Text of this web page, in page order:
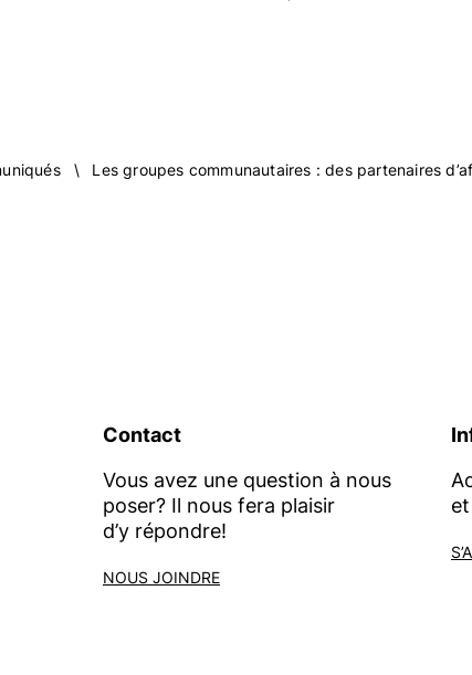
Les groupes communautaires : des partenaires
Contact
Vous avez une question à nous
poser? Il nous fera plaisir
d’y répondre!
NOUS JOINDRE